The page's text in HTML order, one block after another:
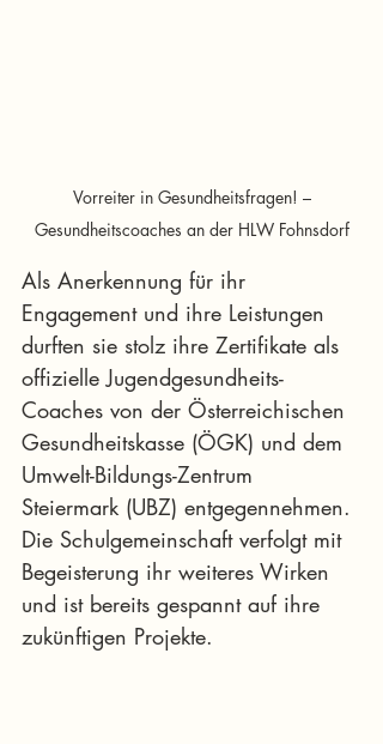
Gesundheitscoaches an der HLW Fohnsdorf
Als Anerkennung für ihr
Engagement und ihre Leistungen
durften sie stolz ihre Zertifikate als
offizielle Jugendgesundheits-
Coaches von der Österreichischen
Gesundheitskasse (ÖGK) und dem
Umwelt-Bildungs-Zentrum
Steiermark (UBZ) entgegennehmen.
Die Schulgemeinschaft verfolgt mit
Begeisterung ihr weiteres Wirken
und ist bereits gespannt auf ihre
zukünftigen Projekte.